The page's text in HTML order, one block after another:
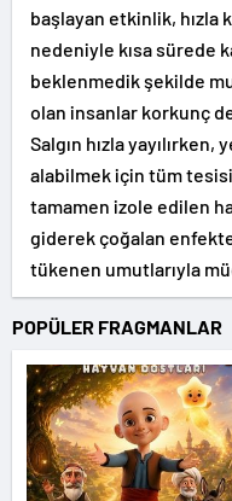
başlayan etkinlik, hızla
nedeniyle kısa sürede
beklenmedik şekilde
olan insanlar korkunç
Salgın hızla
alabilmek için tüm tesisi
tamamen izole edilen
giderek çoğalan
tükenen umutlarıyla
POPÜLER FRAGMANLAR